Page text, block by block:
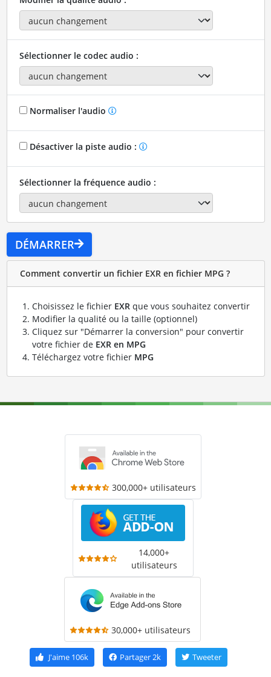
Sélectionner le codec audio :
Normaliser l'audio
Désactiver la piste audio :
Sélectionner la fréquence audio :
DÉMARRER
Comment convertir un fichier EXR en fichier MPG ?
Choisissez le fichier EXRque vous souhaitez convertir
Modifier la qualité ou la taille (optionnel)
Cliquez sur "Démarrer la conversion" pour convertir
votre fichier de EXR en MPG
Téléchargez votre fichier MPG
300,000+ utilisateurs
14,000+
utilisateurs
30,000+ utilisateurs
J'aime106k Partager2k Tweeter